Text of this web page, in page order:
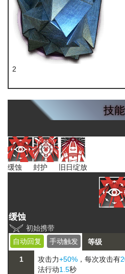
2
技能
缓蚀 封护 旧日绽放
缓蚀
初始携带
自动回复
手动触发 等级
1 攻击力+50% ，每次攻击有
法行动1.5秒